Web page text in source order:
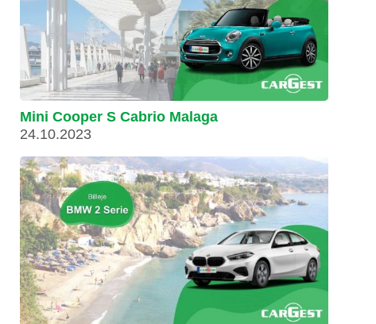
Mini Cooper S Cabrio Malaga
24.10.2023